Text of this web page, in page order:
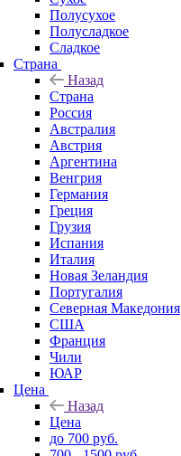
Полусухое
Полусладкое
Сладкое
Страна
Назад
Страна
Россия
Австралия
Австрия
Аргентина
Венгрия
Германия
Греция
Грузия
Испания
Италия
Новая Зеландия
Португалия
Северная Македония
США
Франция
Чили
ЮАР
Цена
Назад
Цена
до 700 руб.